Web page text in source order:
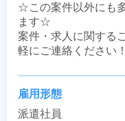
☆この案件以外にも
ます☆
案件・求人に関する
軽にご連絡ください！
雇用形態
派遣社員